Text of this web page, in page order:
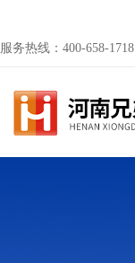
服务热线：400-658-1718